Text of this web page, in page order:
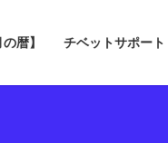
暦】 チベットサポート